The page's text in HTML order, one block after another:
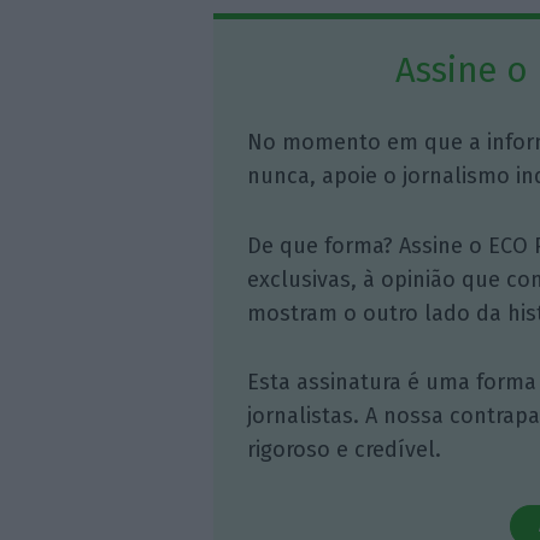
Assine o
No momento em que a
nunca, apoie o jornalismo
De que forma? Assine o
exclusivas, à opinião que
mostram o outro lado da
Esta assinatura é uma
jornalistas. A nossa
rigoroso e credível.